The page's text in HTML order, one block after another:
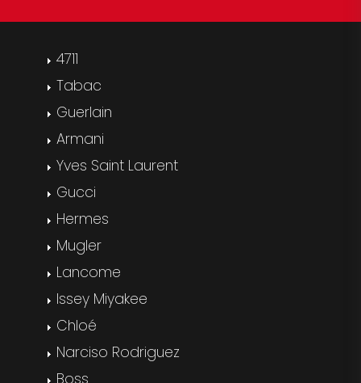
4711
Tabac
Guerlain
Armani
Yves Saint Laurent
Gucci
Hermes
Mugler
Lancome
Issey Miyakee
Chloé
Narciso Rodriguez
Boss